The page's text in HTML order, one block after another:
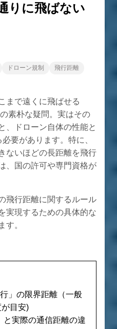
りに飛ばない
ドローン規制 飛行距離
まで遠くに飛ばせる
素朴な疑問。実はその
、ドローン自体の性能と
要があります。特に、
ないほどの長距離を飛行
、国の許可や専門資格が
飛行距離に関するルール
実現するための具体的な
す。
」の限界距離（一般
目安)
と実際の通信距離の違